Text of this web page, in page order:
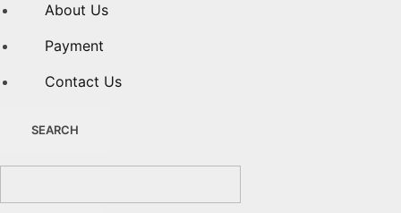
About Us
Payment
Contact Us
SEARCH